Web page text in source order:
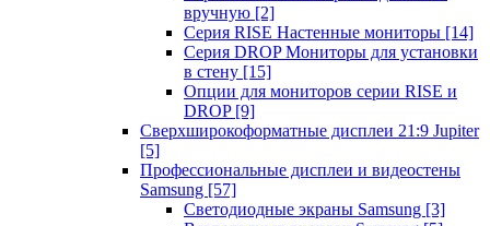
вручную [2]
Серия RISE Настенные мониторы [14]
Серия DROP Мониторы для установки
в стену [15]
Опции для мониторов серии RISE и
DROP [9]
Сверхширокоформатные дисплеи 21:9 Jupiter
[5]
Профессиональные дисплеи и видеостены
Samsung [57]
Светодиодные экраны Samsung [3]